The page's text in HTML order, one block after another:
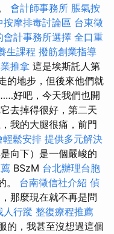
會計師事務所 脹氣按
按摩排毒討論區 台東徵
會計事務所選擇 全口重
生課程 撥筋創業指導
推拿 這是埃斯託人第
的地步，但後來他們就
好吧，今天我們也開
去掉得很好，第二天
我的大腿很痛，前門
輕鬆安排 提供多元解決
向下）是一個嚴峻的
BSzM 台北辦理台胞
。 台南徵信社介紹 偵
那麼現在就不再是問
人行蹤 整復療程推薦
的，我甚至沒想過這個